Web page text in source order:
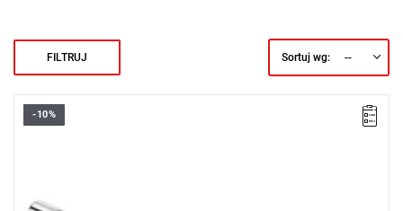
FILTRUJ Sortuj wg: --
• Długość: 271 mm
6789
-10%